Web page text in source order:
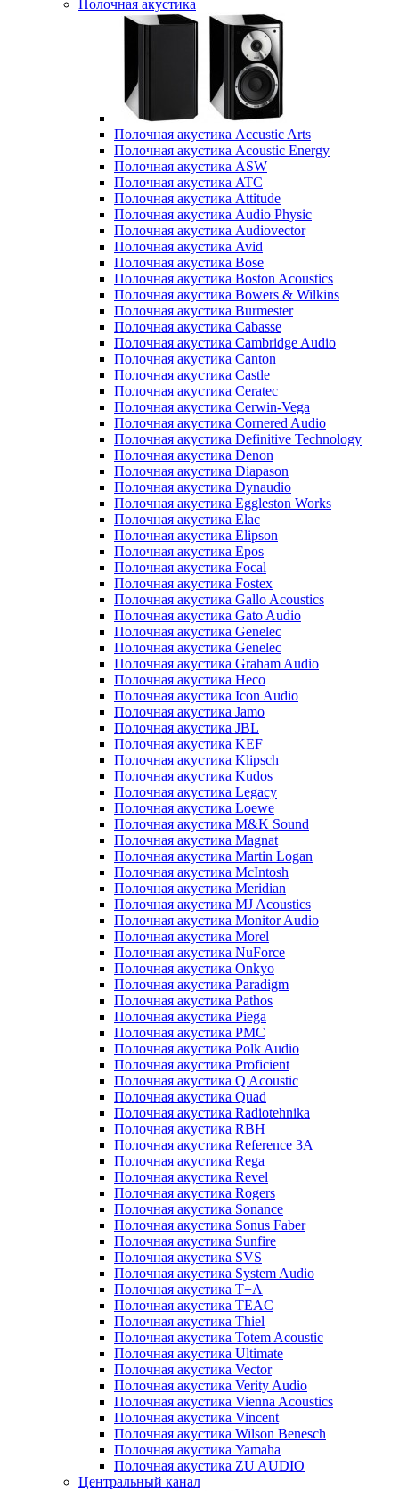
Полочная акустика
Полочная акустика Accustic Arts
Полочная акустика Acoustic Energy
Полочная акустика ASW
Полочная акустика ATC
Полочная акустика Attitude
Полочная акустика Audio Physic
Полочная акустика Audiovector
Полочная акустика Avid
Полочная акустика Bose
Полочная акустика Boston Acoustics
Полочная акустика Bowers & Wilkins
Полочная акустика Burmester
Полочная акустика Cabasse
Полочная акустика Cambridge Audio
Полочная акустика Canton
Полочная акустика Castle
Полочная акустика Ceratec
Полочная акустика Cerwin-Vega
Полочная акустика Cornered Audio
Полочная акустика Definitive Technology
Полочная акустика Denon
Полочная акустика Diapason
Полочная акустика Dynaudio
Полочная акустика Eggleston Works
Полочная акустика Elac
Полочная акустика Elipson
Полочная акустика Epos
Полочная акустика Focal
Полочная акустика Fostex
Полочная акустика Gallo Acoustics
Полочная акустика Gato Audio
Полочная акустика Genelec
Полочная акустика Genelec
Полочная акустика Graham Audio
Полочная акустика Heco
Полочная акустика Icon Audio
Полочная акустика Jamo
Полочная акустика JBL
Полочная акустика KEF
Полочная акустика Klipsch
Полочная акустика Kudos
Полочная акустика Legacy
Полочная акустика Loewe
Полочная акустика M&K Sound
Полочная акустика Magnat
Полочная акустика Martin Logan
Полочная акустика McIntosh
Полочная акустика Meridian
Полочная акустика MJ Acoustics
Полочная акустика Monitor Audio
Полочная акустика Morel
Полочная акустика NuForce
Полочная акустика Onkyo
Полочная акустика Paradigm
Полочная акустика Pathos
Полочная акустика Piega
Полочная акустика PMC
Полочная акустика Polk Audio
Полочная акустика Proficient
Полочная акустика Q Acoustic
Полочная акустика Quad
Полочная акустика Radiotehnika
Полочная акустика RBH
Полочная акустика Reference 3A
Полочная акустика Rega
Полочная акустика Revel
Полочная акустика Rogers
Полочная акустика Sonance
Полочная акустика Sonus Faber
Полочная акустика Sunfire
Полочная акустика SVS
Полочная акустика System Audio
Полочная акустика T+A
Полочная акустика TEAC
Полочная акустика Thiel
Полочная акустика Totem Acoustic
Полочная акустика Ultimate
Полочная акустика Vector
Полочная акустика Verity Audio
Полочная акустика Vienna Acoustics
Полочная акустика Vincent
Полочная акустика Wilson Benesch
Полочная акустика Yamaha
Полочная акустика ZU AUDIO
Центральный канал